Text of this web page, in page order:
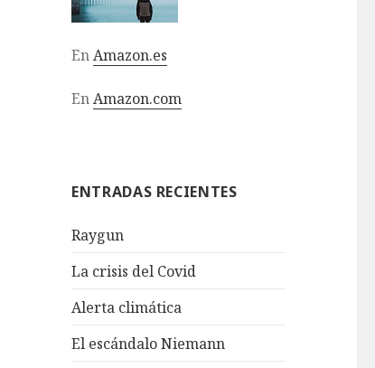
EnAmazon.es
EnAmazon.com
ENTRADAS RECIENTES
Raygun
La crisis del Covid
Alerta climática
El escándalo Niemann